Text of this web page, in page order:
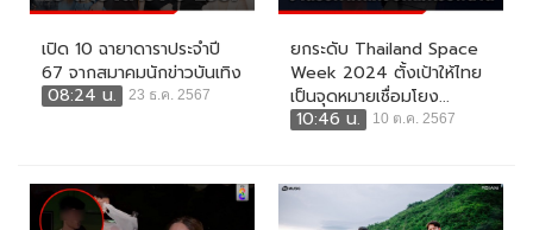
เปิด 10 ฉายาดาราประจำปี
67 จากสมาคมนักข่าวบันเทิง
08:24 น.
23 ธ.ค. 2567
ยกระดับ Thailand Space
Week 2024 ตั้งเป้าให้ไทย
เป็นจุดหมายเชื่อมโยง...
10:46 น.
10 ต.ค. 2567